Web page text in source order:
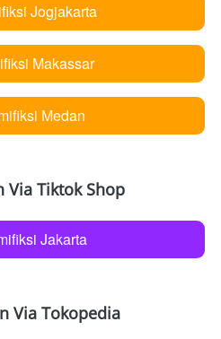
Jogjakarta
Makassar
Medan
Via Tiktok Shop
Jakarta
Via Tokopedia